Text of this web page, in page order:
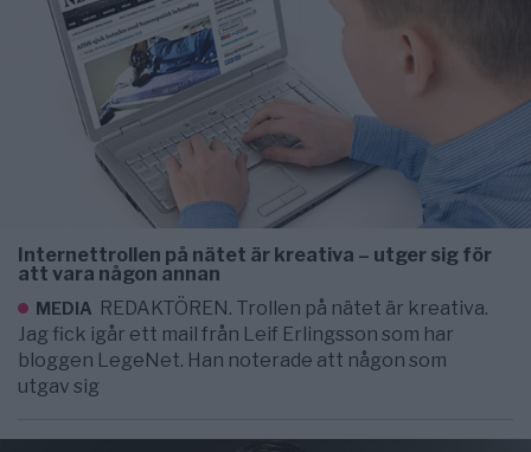
Internettrollen på nätet är kreativa – utger sig för
att vara någon annan
MEDIA REDAKTÖREN. Trollen på nätet är kreativa.
Jag fick igår ett mail från Leif Erlingsson som har
bloggen LegeNet. Han noterade att någon som
utgav sig